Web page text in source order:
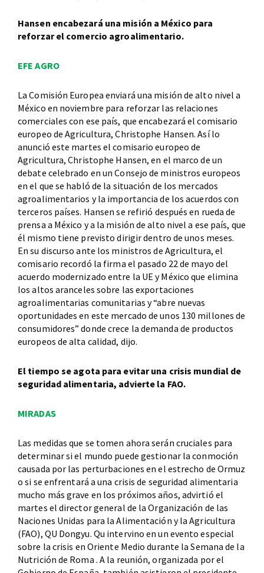
Hansen encabezará una misión a México para
reforzar el comercio agroalimentario.
EFE AGRO
La Comisión Europea enviará una misión de alto nivel a
México en noviembre para reforzar las relaciones
comerciales con ese país, que encabezará el comisario
europeo de Agricultura, Christophe Hansen. Así lo
anunció este martes el comisario europeo de
Agricultura, Christophe Hansen, en el marco de un
debate celebrado en un Consejo de ministros europeos
en el que se habló de la situación de los mercados
agroalimentarios y la importancia de los acuerdos con
terceros países. Hansen se refirió después en rueda de
prensa a México y a la misión de alto nivel a ese país, que
él mismo tiene previsto dirigir dentro de unos meses.
En su discurso ante los ministros de Agricultura, el
comisario recordó la firma el pasado 22 de mayo del
acuerdo modernizado entre la UE y México que elimina
los altos aranceles sobre las exportaciones
agroalimentarias comunitarias y “abre nuevas
oportunidades en este mercado de unos 130 millones de
consumidores” donde crece la demanda de productos
europeos de alta calidad, dijo.
El tiempo se agota para evitar una crisis mundial de
seguridad alimentaria, advierte la FAO.
MIRADAS
Las medidas que se tomen ahora serán cruciales para
determinar si el mundo puede gestionar la conmoción
causada por las perturbaciones en el estrecho de Ormuz
o si se enfrentará a una crisis de seguridad alimentaria
mucho más grave en los próximos años, advirtió el
martes el director general de la Organización de las
Naciones Unidas para la Alimentación y la Agricultura
(FAO), QU Dongyu. Qu intervino en un evento especial
sobre la crisis en Oriente Medio durante la Semana de la
Nutrición de Roma . A la reunión, organizada por el